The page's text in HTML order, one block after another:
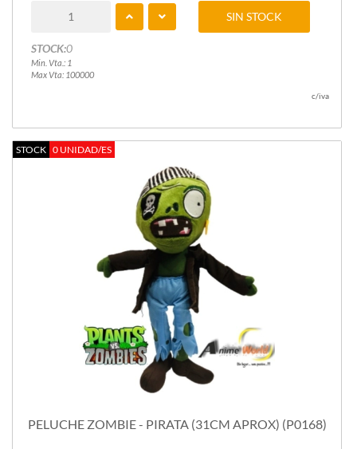
STOCK:0
Min. Vta.: 1
Max Vta: 100000
SIN STOCK
c/iva
STOCK 0 UNIDAD/ES
PELUCHE ZOMBIE - PIRATA (31CM APROX) (P0168)